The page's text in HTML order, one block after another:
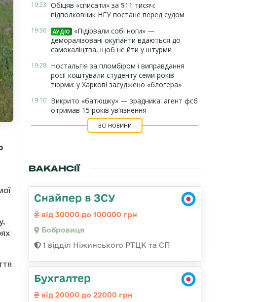
19:53 Обіцяв «списати» за $11 тисяч:
підполковник НГУ постане перед судом
19:36 АУДІО
«Підірвали собі ноги» —
деморалізовані окупанти вдаються до
самокаліцтва, щоб не йти у штурми
19:28 Ностальгія за пломбіром і виправдання
росії коштували студенту семи років
тюрми: у Харкові засуджено «блогера»
19:10 Викрито «батюшку» — зрадника: агент фсб
отримав 15 років ув’язнення
ВСІ НОВИНИ
ВАКАНСІЇ
Снайпер в ЗСУ
від 30000 до 100000 грн
Бобровиця
1 відділ Ніжинського РТЦК та СП
Бухгалтер
від 20000 до 22000 грн